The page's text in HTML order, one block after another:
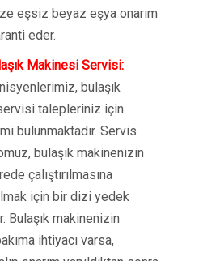
eşsiz beyaz eşya onarım
eder.
Makinesi Servisi:
bulaşık
talepleriniz için
bulunmaktadır. Servis
bulaşık makinenizin
çalıştırılmasına
için bir dizi yedek
Bulaşık makinenizin
ihtiyacı varsa,